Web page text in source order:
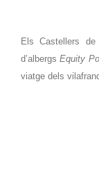
Els Castellers de
d’albergsEquity
viatge dels